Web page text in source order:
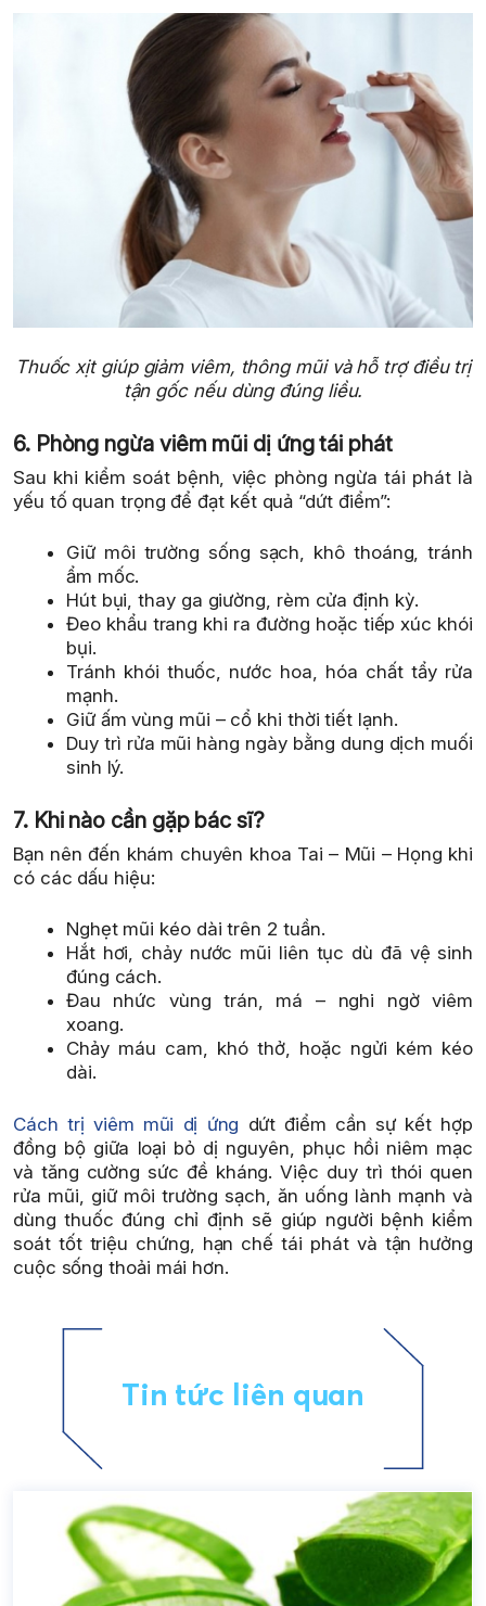
Thuốc xịt giúp giảm viêm, thông mũi và hỗ trợ điều trị
tận gốc nếu dùng đúng liều.
6. Phòng ngừa viêm mũi dị ứng tái phát
Sau khi kiểm soát bệnh, việc phòng ngừa tái phát là
yếu tố quan trọng để đạt kết quả “dứt điểm”:
Giữ môi trường sống sạch, khô thoáng, tránh
ẩm mốc.
Hút bụi, thay ga giường, rèm cửa định kỳ.
Đeo khẩu trang khi ra đường hoặc tiếp xúc khói
bụi.
Tránh khói thuốc, nước hoa, hóa chất tẩy rửa
mạnh.
Giữ ấm vùng mũi – cổ khi thời tiết lạnh.
Duy trì rửa mũi hàng ngày bằng dung dịch muối
sinh lý.
7. Khi nào cần gặp bác sĩ?
Bạn nên đến khám chuyên khoa Tai – Mũi – Họng khi
có các dấu hiệu:
Nghẹt mũi kéo dài trên 2 tuần.
Hắt hơi, chảy nước mũi liên tục dù đã vệ sinh
đúng cách.
Đau nhức vùng trán, má – nghi ngờ viêm
xoang.
Chảy máu cam, khó thở, hoặc ngửi kém kéo
dài.
Cách trị viêm mũi dị ứng dứt điểm cần sự kết hợp
đồng bộ giữa loại bỏ dị nguyên, phục hồi niêm mạc
và tăng cường sức đề kháng. Việc duy trì thói quen
rửa mũi, giữ môi trường sạch, ăn uống lành mạnh và
dùng thuốc đúng chỉ định sẽ giúp người bệnh kiểm
soát tốt triệu chứng, hạn chế tái phát và tận hưởng
cuộc sống thoải mái hơn.
Tin tức liên quan